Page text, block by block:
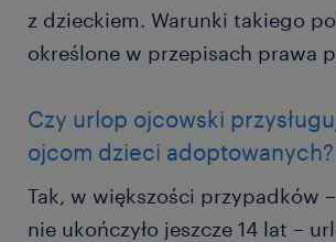
z dzieckiem. Warunki takiego
określone w przepisach prawa
Czy urlop ojcowski
ojcom dzieci adoptowanych?
Tak, w większości przypadków
nie ukończyło jeszcze 14 lat –